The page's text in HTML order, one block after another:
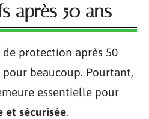
après 50 ans
protection après 50
beaucoup. Pourtant,
essentielle pour
et sécurisée.